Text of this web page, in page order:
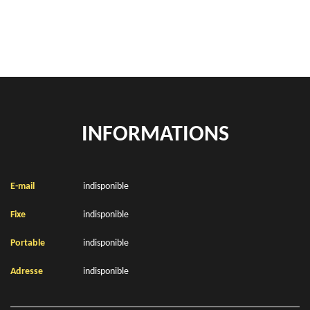
INFORMATIONS
E-mail indisponible
Fixe indisponible
Portable indisponible
Adresse indisponible